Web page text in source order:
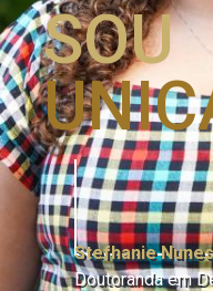
SOU
Stefhanie
Doutoranda em